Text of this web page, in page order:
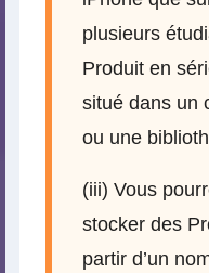
plusieurs
Produit en
situé dans un
ou une
(iii) Vous
stocker des
partir d’un